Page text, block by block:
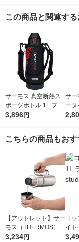
この商品と関連す
サーモス 真空断熱ス
ポーツボトル 1L ブラ
ックオレンジ FJS-10
3,896円
サー
ー
mL
こちらの商品もお
【アウトレット】サー
モス（THERMOS）
水筒 ステンレスボト
3,234円
コッ
イ
LIP